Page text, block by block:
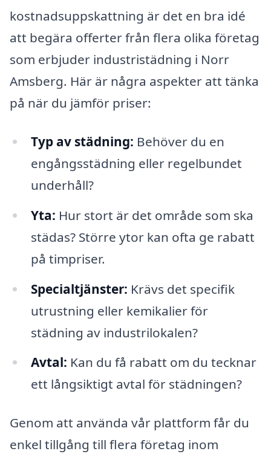
kostnadsuppskattning är det en bra idé
att begära offerter från flera olika företag
som erbjuder industristädning i Norr
Amsberg. Här är några aspekter att tänka
på när du jämför priser:
Typ av städning: Behöver du en
engångsstädning eller regelbundet
underhåll?
Yta: Hur stort är det område som ska
städas? Större ytor kan ofta ge rabatt
på timpriser.
Specialtjänster: Krävs det specifik
utrustning eller kemikalier för
städning av industrilokalen?
Avtal: Kan du få rabatt om du tecknar
ett långsiktigt avtal för städningen?
Genom att använda vår plattform får du
enkel tillgång till flera företag inom